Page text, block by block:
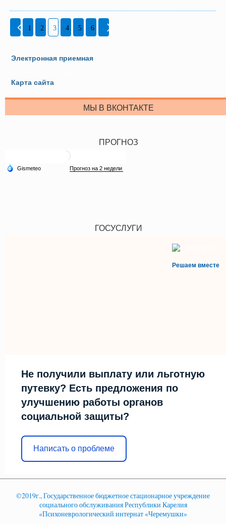
1 2 3 4 5 6
Электронная приемная
Карта сайта
МЫ В ВКОНТАКТЕ
ПРОГНОЗ
ГОСУСЛУГИ
Решаем вместе
Не получили выплату или льготную
путевку? Есть предложения по
улучшению работы органов
социальной защиты?
Написать о проблеме
©2019г., Государственное бюджетное стационарное учреждение
социального обслуживания Республики Карелия
«Психоневрологический интернат «Черемушки»